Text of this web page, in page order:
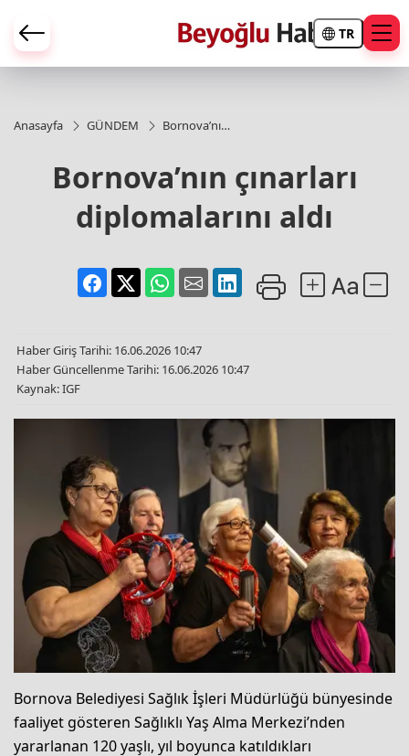
TR
Anasayfa GÜNDEM
Bornova’nın
aldı
Bornova’nın çınarları
diplomalarını aldı
Haber Giriş Tarihi: 16.06.2026 10:47
Haber Güncellenme Tarihi: 16.06.2026 10:47
Kaynak: IGF
Bornova Belediyesi Sağlık İşleri Müdürlüğü bünyesinde
faaliyet gösteren Sağlıklı Yaş Alma Merkezi’nden
yararlanan 120 yaşlı, yıl boyunca katıldıkları